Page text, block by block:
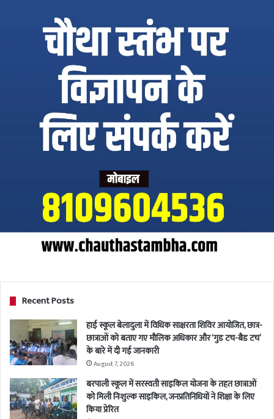
Recent Posts
हाई स्कूल बेलादुला में विधिक साक्षरता शिविर आयोजित, छात्र-
छात्राओं को बताए गए मौलिक अधिकार और ‘गुड टच-बैड टच’
के बारे में दी गई जानकारी
August 7, 2026
बरपाली स्कूल में सरस्वती साइकिल योजना के तहत छात्राओं
को मिली निःशुल्क साइकिल, जनप्रतिनिधियों ने शिक्षा के लिए
किया प्रेरित